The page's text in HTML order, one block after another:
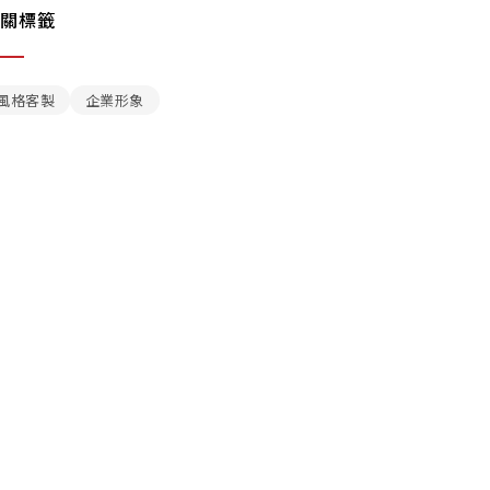
標籤
格客製 企業形象